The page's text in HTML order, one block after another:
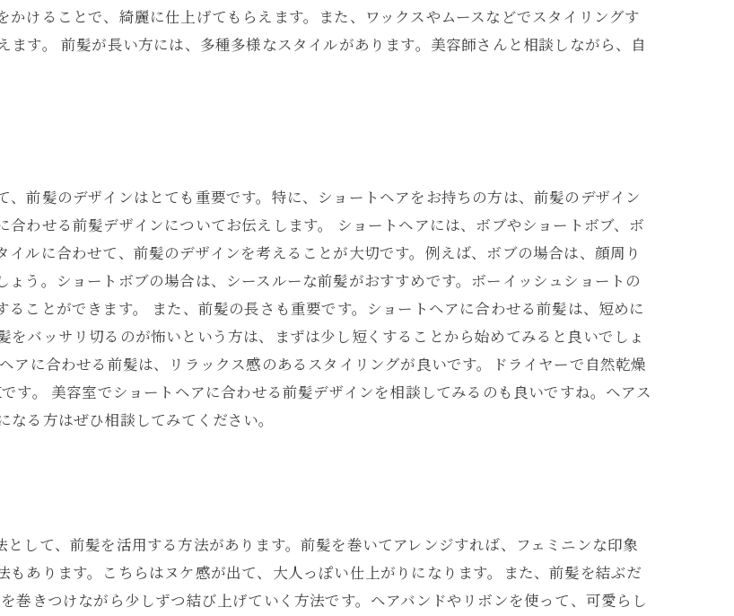
けることで、綺麗に仕上げてもらえます。また、ワックスやムースなどでスタイリングす
す。 前髪が長い方には、多種多様なスタイルがあります。美容師さんと相談しながら、自
前髪のデザインはとても重要です。特に、ショートヘアをお持ちの方は、前髪のデザイン
わせる前髪デザインについてお伝えします。 ショートヘアには、ボブやショートボブ、ボ
ルに合わせて、前髪のデザインを考えることが大切です。例えば、ボブの場合は、顔周り
う。ショートボブの場合は、シースルーな前髪がおすすめです。ボーイッシュショートの
ことができます。 また、前髪の長さも重要です。ショートヘアに合わせる前髪は、短めに
バッサリ切るのが怖いという方は、まずは少し短くすることから始めてみると良いでしょ
アに合わせる前髪は、リラックス感のあるスタイリングが良いです。ドライヤーで自然乾燥
す。 美容室でショートヘアに合わせる前髪デザインを相談してみるのも良いですね。ヘアス
る方はぜひ相談してみてください。
して、前髪を活用する方法があります。前髪を巻いてアレンジすれば、フェミニンな印象
あります。こちらはヌケ感が出て、大人っぽい仕上がりになります。また、前髪を結ぶだ
巻きつけながら少しずつ結び上げていく方法です。ヘアバンドやリボンを使って、可愛らし